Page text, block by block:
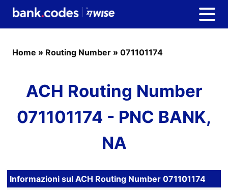
Home » Routing Number » 071101174
ACH Routing Number
071101174 - PNC BANK,
NA
Informazioni sul ACH Routing Number 071101174